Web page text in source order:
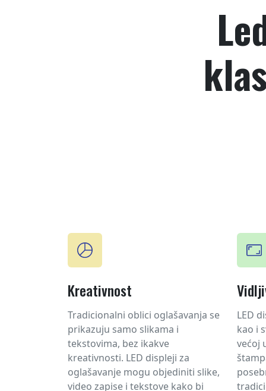
Kreativnost
Tradicionalni oblici oglašavanja se
prikazuju samo slikama i
tekstovima, bez ikakve
kreativnosti. LED displeji za
oglašavanje mogu objediniti slike,
video zapise i tekstove kako bi
LED
kao i
većoj